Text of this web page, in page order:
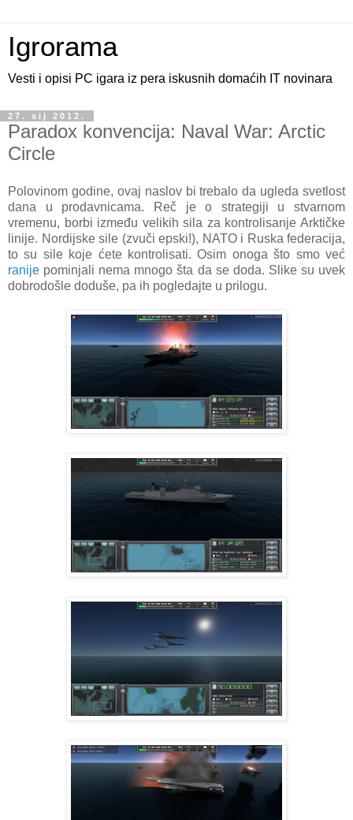
Igrorama
Vesti i opisi PC igara iz pera iskusnih domaćih IT novinara
27. sij 2012.
Paradox konvencija: Naval War: Arctic
Circle
Polovinom godine, ovaj naslov bi trebalo da ugleda svetlost
dana u prodavnicama. Reč je o strategiji u stvarnom
vremenu, borbi između velikih sila za kontrolisanje Arktičke
linije. Nordijske sile (zvuči epski!), NATO i Ruska federacija,
to su sile koje ćete kontrolisati. Osim onoga što smo već
ranije pominjali nema mnogo šta da se doda. Slike su uvek
dobrodošle doduše, pa ih pogledajte u prilogu.